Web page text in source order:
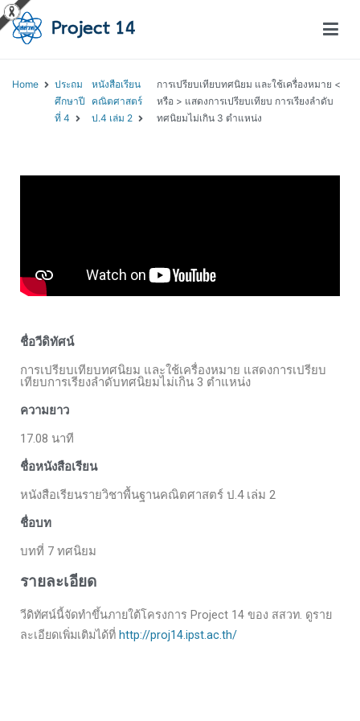
Home
ประถม
ศึกษาปี
ที่ 4
หนังสือเรียน
คณิตศาสตร์
ป.4 เล่ม 2
การเปรียบเทียบทศนิยม และใช้เครื่องหมาย <
หรือ > แสดงการเปรียบเทียบ การเรียงลำดับ
ทศนิยมไม่เกิน 3 ตำแหน่ง
ชื่อวีดิทัศน์
การเปรียบเทียบทศนิยม และใช้เครื่องหมาย แสดงการเปรียบ
เทียบการเรียงลำดับทศนิยมไม่เกิน 3 ตำแหน่ง
ความยาว
17.08 นาที
ชื่อหนังสือเรียน
หนังสือเรียนรายวิชาพื้นฐานคณิตศาสตร์ ป.4 เล่ม 2
ชื่อบท
บทที่ 7 ทศนิยม
รายละเอียด
วีดิทัศน์นี้จัดทำขึ้นภายใต้โครงการ Project 14 ของ สสวท. ดูราย
ละเอียดเพิ่มเติมได้ที่ http://proj14.ipst.ac.th/